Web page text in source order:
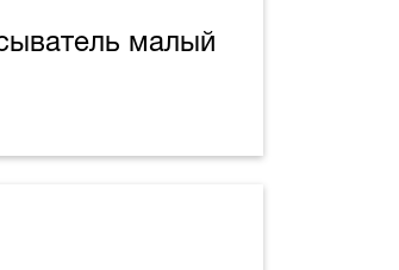
малый